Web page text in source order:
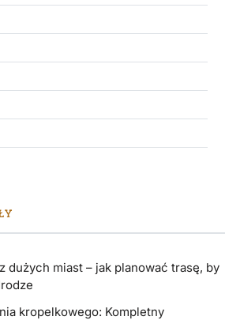
dużych miast – jak planować trasę, by
kropelkowego: Kompletny